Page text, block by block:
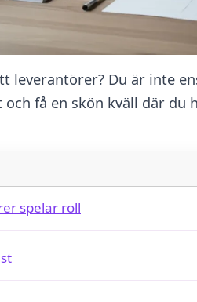
leverantörer? Du är inte
få en skön kväll där du
spelar roll